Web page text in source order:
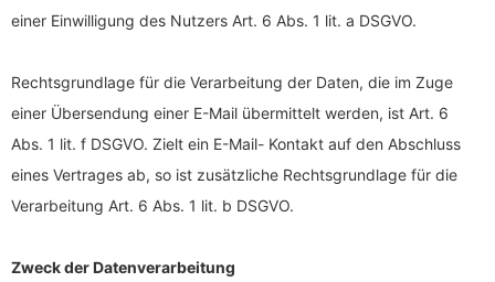
einer Einwilligung des Nutzers Art. 6 Abs. 1 lit. a DSGVO.
Rechtsgrundlage für die Verarbeitung der Daten, die im Zuge
einer Übersendung einer E-Mail übermittelt werden, ist Art. 6
Abs. 1 lit. f DSGVO. Zielt ein E-Mail- Kontakt auf den Abschluss
eines Vertrages ab, so ist zusätzliche Rechtsgrundlage für die
Verarbeitung Art. 6 Abs. 1 lit. b DSGVO.
Zweck der Datenverarbeitung